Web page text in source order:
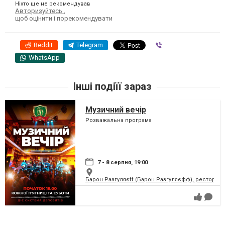
Ніхто ще не рекомендував
Авторизуйтесь ,
щоб оцінити і порекомендувати
Reddit Telegram
WhatsApp
Інші подіїї зараз
Музичний вечір
Розважальна програма
7 - 8 серпня, 19:00
Барон Разгуляєff (Барон Разгуляєфф),